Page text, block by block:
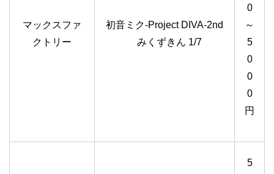
マックスファ
クトリー
初音ミク-Project DIVA-2nd
みくずきん 1/7
0
～
5
0
0
0
円
5